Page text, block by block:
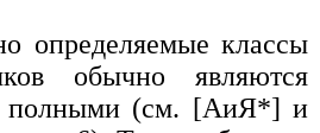
определяемые классы
обычно являются
полными (см. [АиЯ*] и